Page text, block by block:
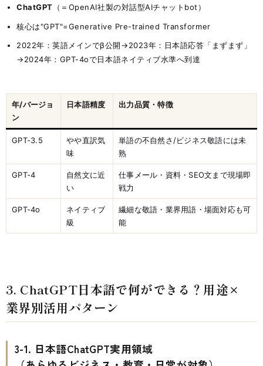
ChatGPT （＝OpenAI社製の対話型AIチャットbot）
核心は"GPT"=Generative Pre-trained Transformer
2022年：英語メインでβ公開→2023年：日本語応答「まずまず」
→2024年：GPT-4oで日本語ネイティブ水準へ到達
年/バージョ
ン
日本語精度 出力品質・特徴
GPT-3.5
やや直訳気
味
単語の不自然さ/ビジネス敬語には未
熟
GPT-4
自然文に近
い
仕事メール・資料・SEO文まで現場即
戦力
GPT-4o
ネイティブ
級
繊細な敬語・業界用語・場面対応も可
能
3. ChatGPT日本語で何ができる？用途×
業界別活用パターン
3-1. 日本語ChatGPT実用領域